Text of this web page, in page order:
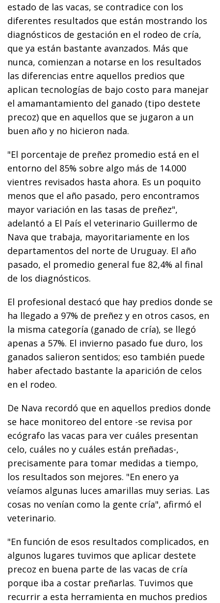
estado de las vacas, se contradice con los
diferentes resultados que están mostrando los
diagnósticos de gestación en el rodeo de cría,
que ya están bastante avanzados. Más que
nunca, comienzan a notarse en los resultados
las diferencias entre aquellos predios que
aplican tecnologías de bajo costo para manejar
el amamantamiento del ganado (tipo destete
precoz) que en aquellos que se jugaron a un
buen año y no hicieron nada.
"El porcentaje de preñez promedio está en el
entorno del 85% sobre algo más de 14.000
vientres revisados hasta ahora. Es un poquito
menos que el año pasado, pero encontramos
mayor variación en las tasas de preñez",
adelantó a El País el veterinario Guillermo de
Nava que trabaja, mayoritariamente en los
departamentos del norte de Uruguay. El año
pasado, el promedio general fue 82,4% al final
de los diagnósticos.
El profesional destacó que hay predios donde se
ha llegado a 97% de preñez y en otros casos, en
la misma categoría (ganado de cría), se llegó
apenas a 57%. El invierno pasado fue duro, los
ganados salieron sentidos; eso también puede
haber afectado bastante la aparición de celos
en el rodeo.
De Nava recordó que en aquellos predios donde
se hace monitoreo del entore -se revisa por
ecógrafo las vacas para ver cuáles presentan
celo, cuáles no y cuáles están preñadas-,
precisamente para tomar medidas a tiempo,
los resultados son mejores. "En enero ya
veíamos algunas luces amarillas muy serias. Las
cosas no venían como la gente cría", afirmó el
veterinario.
"En función de esos resultados complicados, en
algunos lugares tuvimos que aplicar destete
precoz en buena parte de las vacas de cría
porque iba a costar preñarlas. Tuvimos que
recurrir a esta herramienta en muchos predios